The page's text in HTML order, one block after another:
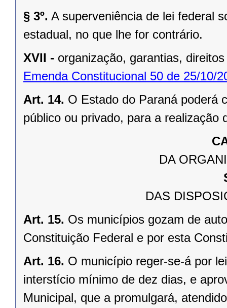
§ 3º. A superveniência de lei federal
estadual, no que lhe for contrário.
XVII - organização, garantias,
Emenda Constitucional 50 de 25/10/
Art. 14. O Estado do Paraná poderá
público ou privado, para a realização
DA
DAS
Art. 15. Os municípios gozam de
Constituição Federal e por esta
Art. 16. O município reger-se-á por
interstício mínimo de dez dias, e
Municipal, que a promulgará,